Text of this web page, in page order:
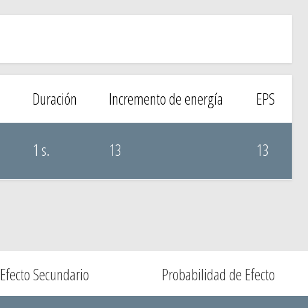
Duración Incremento de energía EPS
1 s. 13 13
Efecto Secundario Probabilidad de Efecto